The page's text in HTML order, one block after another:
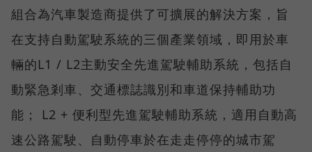
組合為汽車製造商提供了可擴展的解決方案，旨
在支持自動駕駛系統的三個產業領域，即用於車
輛的L1 / L2主動安全先進駕駛輔助系統，包括自
動緊急剎車、交通標誌識別和車道保持輔助功
能； L2 + 便利型先進駕駛輔助系統，適用自動高
速公路駕駛、自動停車於在走走停停的城市駕